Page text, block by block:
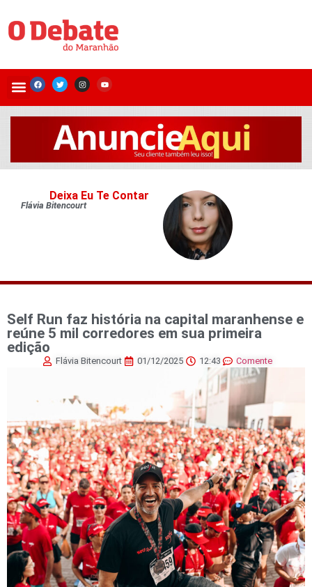
Deixa Eu Te Contar
Flávia Bitencourt
Self Run faz história na capital maranhense e
reúne 5 mil corredores em sua primeira
edição
Flávia Bitencourt 01/12/2025 12:43 Comente